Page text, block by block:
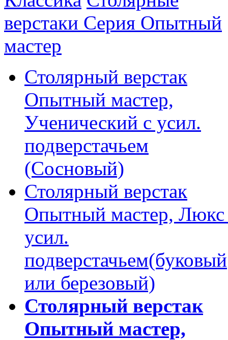
верстаки Серия Опытный
мастер
Столярный верстак
Опытный мастер,
Ученический с усил.
подверстачьем
(Сосновый)
Столярный верстак
Опытный мастер, Люкс
усил.
подверстачьем(буковый
или березовый)
Столярный верстак
Опытный мастер,